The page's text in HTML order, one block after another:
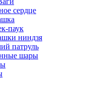
сердце
паук
ниндзя
патруль
шары